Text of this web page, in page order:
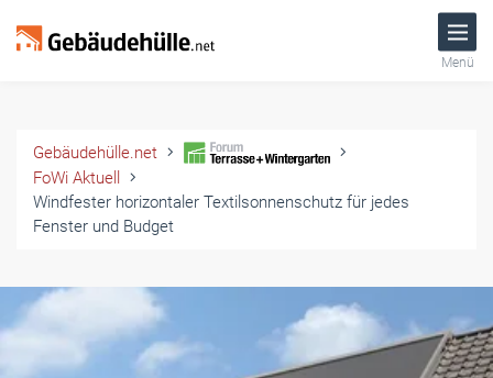
Menü
Gebäudehülle.net
FoWi Aktuell
Windfester horizontaler Textilsonnenschutz für jedes
Fenster und Budget